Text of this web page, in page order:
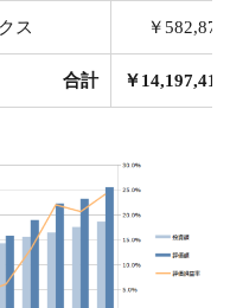
ス ￥582,873
合計 ￥14,197,418